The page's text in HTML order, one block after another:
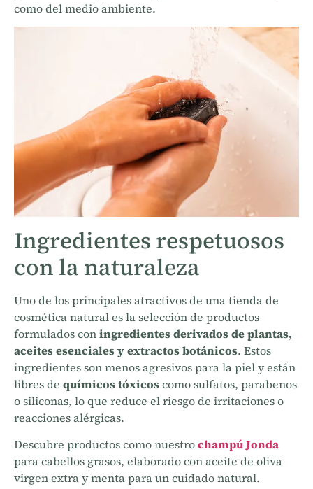
como del medio ambiente.
Ingredientes respetuosos
con la naturaleza
Uno de los principales atractivos de una tienda de
cosmética natural es la selección de productos
formulados coningredientes derivados de plantas,
aceites esenciales y extractos botánicos. Estos
ingredientes son menos agresivos para la piel y están
libres de químicos tóxicoscomo sulfatos, parabenos
o siliconas, lo que reduce el riesgo de irritaciones o
reacciones alérgicas.
Descubre productos como nuestrochampú Jonda
para cabellos grasos, elaborado con aceite de oliva
virgen extra y menta para un cuidado natural.